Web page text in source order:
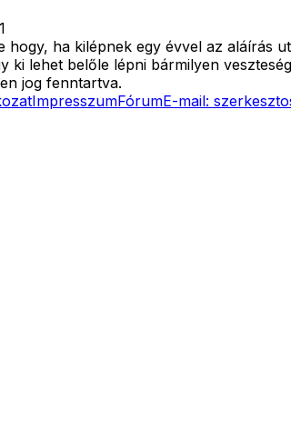
1
hogy, ha kilépnek egy évvel az aláírás
ki lehet belőle lépni bármilyen
jog fenntartva.
ImpresszumFórumE-mail: